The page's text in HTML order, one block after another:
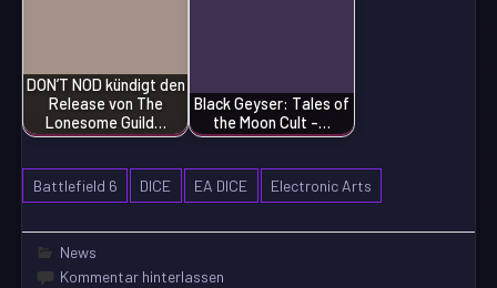
DON’T NOD kündigt den
Release von The
Lonesome Guild…
Black Geyser: Tales of
the Moon Cult -…
Battlefield 6 DICE EA DICE Electronic Arts
News
Kommentar hinterlassen